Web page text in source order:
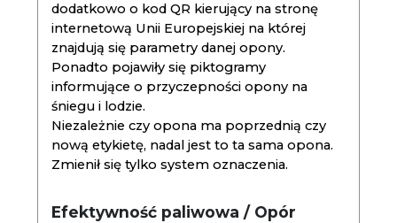
dodatkowo o kod QR kierujący na stronę
internetową Unii Europejskiej na której
znajdują się parametry danej opony.
Ponadto pojawiły się piktogramy
informujące o przyczepności opony na
śniegu i lodzie.
Niezależnie czy opona ma poprzednią czy
nową etykietę, nadal jest to ta sama opona.
Zmienił się tylko system oznaczenia.
Efektywność paliwowa / Opór